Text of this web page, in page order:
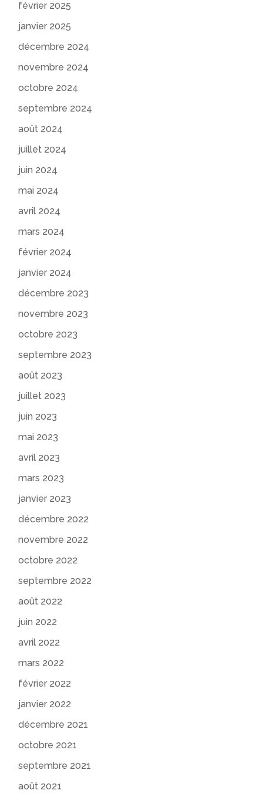
février 2025
janvier 2025
décembre 2024
novembre 2024
octobre 2024
septembre 2024
août 2024
juillet 2024
juin 2024
mai 2024
avril 2024
mars 2024
février 2024
janvier 2024
décembre 2023
novembre 2023
octobre 2023
septembre 2023
août 2023
juillet 2023
juin 2023
mai 2023
avril 2023
mars 2023
janvier 2023
décembre 2022
novembre 2022
octobre 2022
septembre 2022
août 2022
juin 2022
avril 2022
mars 2022
février 2022
janvier 2022
décembre 2021
octobre 2021
septembre 2021
août 2021